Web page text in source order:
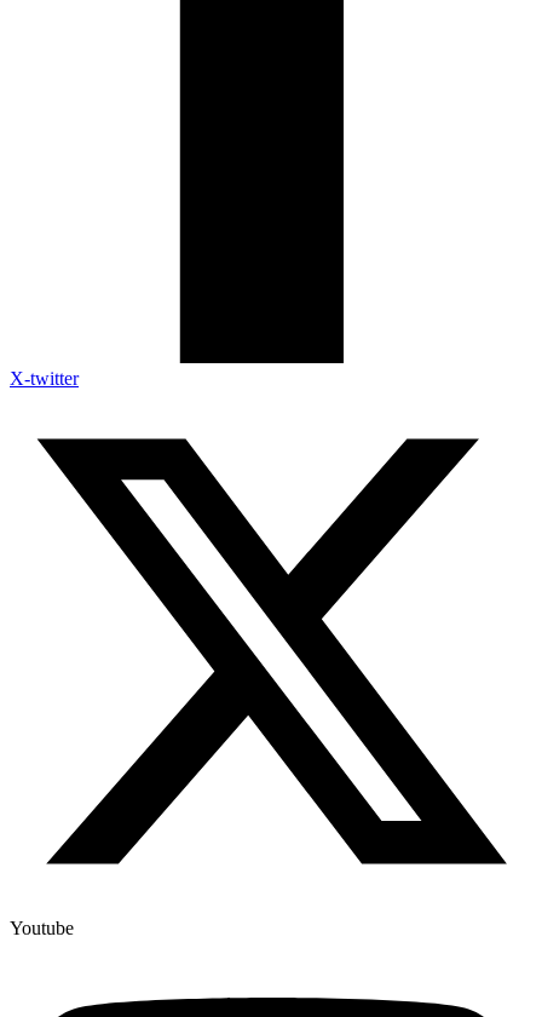
X-twitter
Youtube